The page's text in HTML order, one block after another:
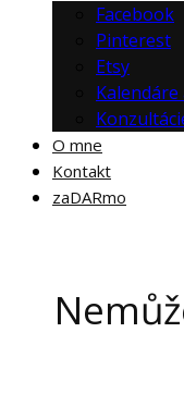
Facebook
Pinterest
Etsy
O mne
Kontakt
zaDARmo